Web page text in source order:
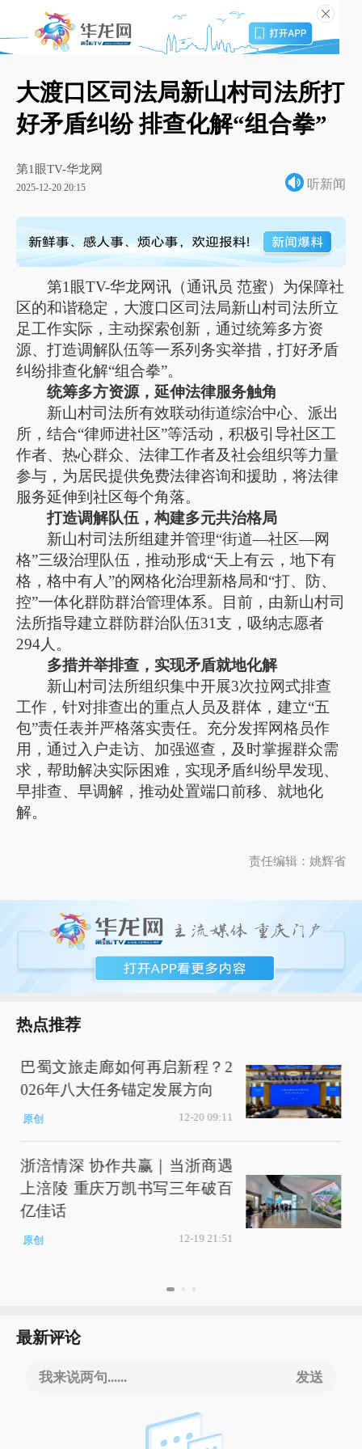
大渡口区司法局新山村司法所打
好矛盾纠纷 排查化解“组合拳”
第1眼TV-华龙网
2025-12-20 20:15 听新闻
第1眼TV-华龙网讯（通讯员 范蜜）为保障社
区的和谐稳定，大渡口区司法局新山村司法所立
足工作实际，主动探索创新，通过统筹多方资
源、打造调解队伍等一系列务实举措，打好矛盾
纠纷排查化解“组合拳”。
统筹多方资源，延伸法律服务触角
新山村司法所有效联动街道综治中心、派出
所，结合“律师进社区”等活动，积极引导社区工
作者、热心群众、法律工作者及社会组织等力量
参与，为居民提供免费法律咨询和援助，将法律
服务延伸到社区每个角落。
打造调解队伍，构建多元共治格局
新山村司法所组建并管理“街道—社区—网
格”三级治理队伍，推动形成“天上有云，地下有
格，格中有人”的网格化治理新格局和“打、防、
控”一体化群防群治管理体系。目前，由新山村司
法所指导建立群防群治队伍31支，吸纳志愿者
294人。
多措并举排查，实现矛盾就地化解
新山村司法所组织集中开展3次拉网式排查
工作，针对排查出的重点人员及群体，建立“五
包”责任表并严格落实责任。充分发挥网格员作
用，通过入户走访、加强巡查，及时掌握群众需
求，帮助解决实际困难，实现矛盾纠纷早发现、
早排查、早调解，推动处置端口前移、就地化
解。
责任编辑：姚辉省
热点推荐
巴蜀文旅走廊如何再启新程？2
026年八大任务锚定发展方向
原创 12-20 09:11
浙涪情深 协作共赢｜当浙商遇
上涪陵 重庆万凯书写三年破百
亿佳话
原创 12-19 21:51
最新评论
我来说两句...... 发送